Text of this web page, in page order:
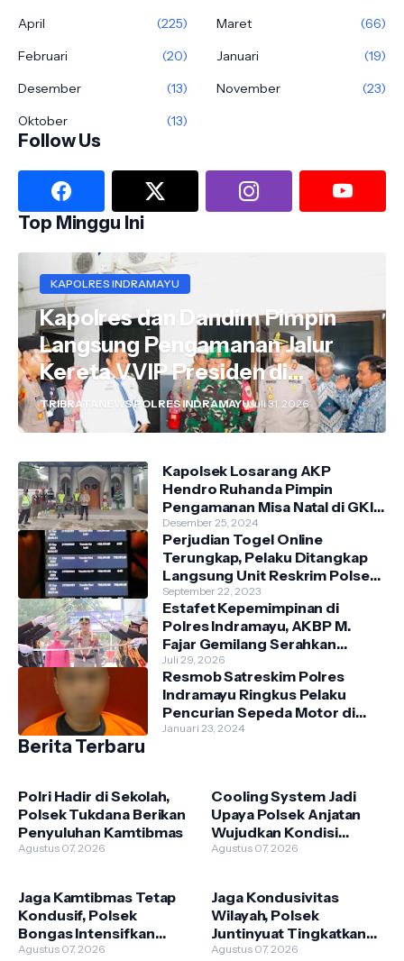
April
(225) Maret
(66)
Februari
(20) Januari
(19)
Desember
(13) November
(23)
Oktober
(13)
Follow Us
Top Minggu Ini
KAPOLRES INDRAMAYU
Kapolres dan Dandim Pimpin
Langsung Pengamanan Jalur
Kereta VVIP Presiden di
Wilayah Indramayu
TRIBRATANEWS POLRES INDRAMAYUJuli 31, 2026
Kapolsek Losarang AKP
Hendro Ruhanda Pimpin
Pengamanan Misa Natal di GKI
Krimun
Desember 25, 2024
Perjudian Togel Online
Terungkap, Pelaku Ditangkap
Langsung Unit Reskrim Polsek
Anjatan di Teras Rumah
September 22, 2023
Estafet Kepemimpinan di
Polres Indramayu, AKBP M.
Fajar Gemilang Serahkan
Tongkat Komando Kepada
AKBP Prianggo. P.M.
Juli 29, 2026
Resmob Satreskim Polres
Indramayu Ringkus Pelaku
Pencurian Sepeda Motor di
Dusun Tenong, Kecamatan
Januari 23, 2024
Berita Terbaru
Polri Hadir di Sekolah,
Polsek Tukdana Berikan
Penyuluhan Kamtibmas
Agustus 07, 2026
Cooling System Jadi
Upaya Polsek Anjatan
Wujudkan Kondisi
Kamtibmas yang
Agustus 07, 2026
Jaga Kamtibmas Tetap
Kondusif, Polsek
Bongas Intensifkan
Sambang Warga
Agustus 07, 2026
Jaga Kondusivitas
Wilayah, Polsek
Juntinyuat Tingkatkan
Kehadiran Anggota di
Agustus 07, 2026